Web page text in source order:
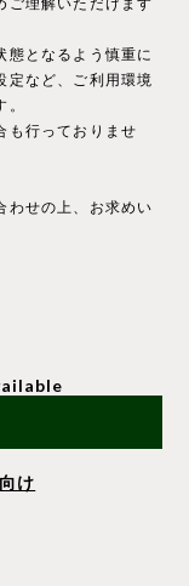
ご理解いただけます
となるよう慎重に
定など、ご利用環境
も行っておりませ
わせの上、お求めい
け